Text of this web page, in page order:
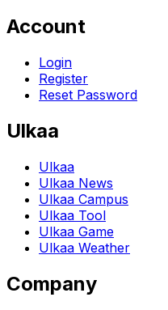
Account
Login
Register
Reset Password
Ulkaa
Ulkaa
Ulkaa News
Ulkaa Campus
Ulkaa Tool
Ulkaa Game
Ulkaa Weather
Company